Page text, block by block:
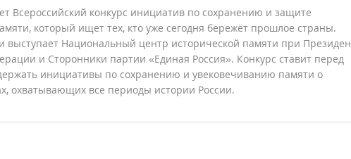
Всероссийский конкурс инициатив по сохранению и защите
который ищет тех, кто уже сегодня бережёт прошлое страны.
выступает Национальный центр исторической памяти при
и Сторонники партии «Единая Россия». Конкурс ставит перед
инициативы по сохранению и увековечиванию памяти о
охватывающих все периоды истории России.